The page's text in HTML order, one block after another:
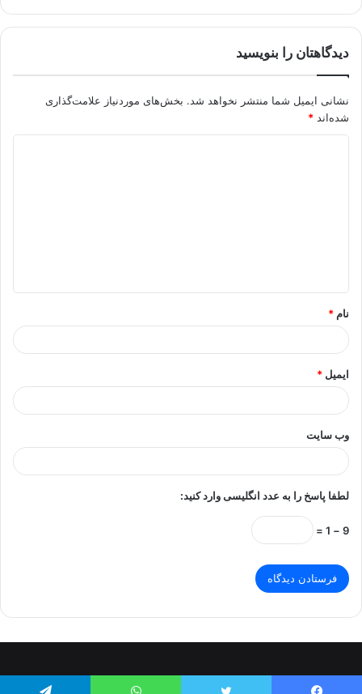
دیدگاهتان را بنویسید
نشانی ایمیل شما منتشر نخواهد شد. بخش‌های موردنیاز علامت‌گذاری
شده‌اند *
*
نام *
ایمیل *
وب‌ سایت
لطفا پاسخ را به عدد انگلیسی وارد کنید:
9 − 1 =